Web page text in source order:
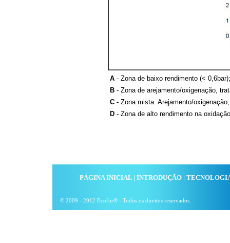
A - Zona de baixo rendimento (<
B - Zona de arejamento/oxigenação,
C - Zona mista. Arejamento/
D - Zona de alto rendimento na
PÁGINA INICIAL | INTRODUÇÃO |
© 2009 - 2012 Ecofur® - Todos os direitos reservados.